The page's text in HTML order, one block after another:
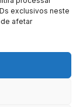
exclusivos neste
afetar